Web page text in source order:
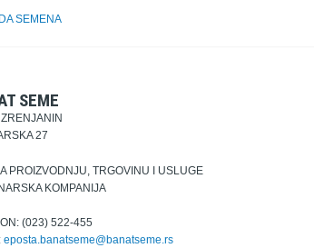
SEMENA
SEME
27
PROIZVODNJU, TRGOVINU I USLUGE
KOMPANIJA
(023) 522-455
eposta.banatseme@banatseme.rs